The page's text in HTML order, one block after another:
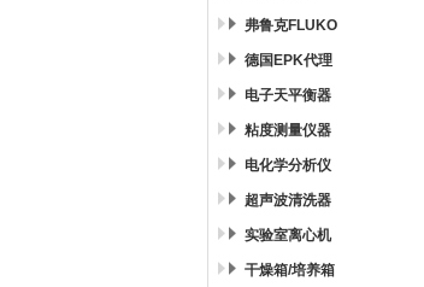
弗鲁克FLUKO
德国EPK代理
电子天平衡器
粘度测量仪器
电化学分析仪
超声波清洗器
实验室离心机
干燥箱/培养箱